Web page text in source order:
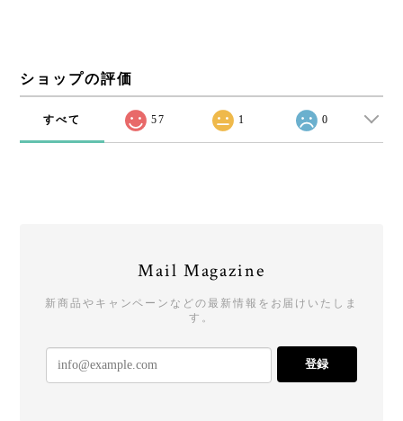
ショップの評価
すべて 57 1 0
Mail Magazine
新商品やキャンペーンなどの最新情報をお届けいたしま
す。
登録